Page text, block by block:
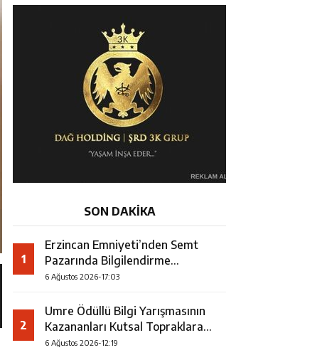
Erzincan’da Kur’an
Kursu Öğrencileriyle
SON DAKİKA
1
Erzincan Emniyeti’nden Semt
Pazarında Bilgilendirme
Faaliyeti
6 Ağustos 2026-17:03
2
Umre Ödüllü Bilgi Yarışmasının
Kazananları Kutsal Topraklara
Uğurlandı
6 Ağustos 2026-12:19